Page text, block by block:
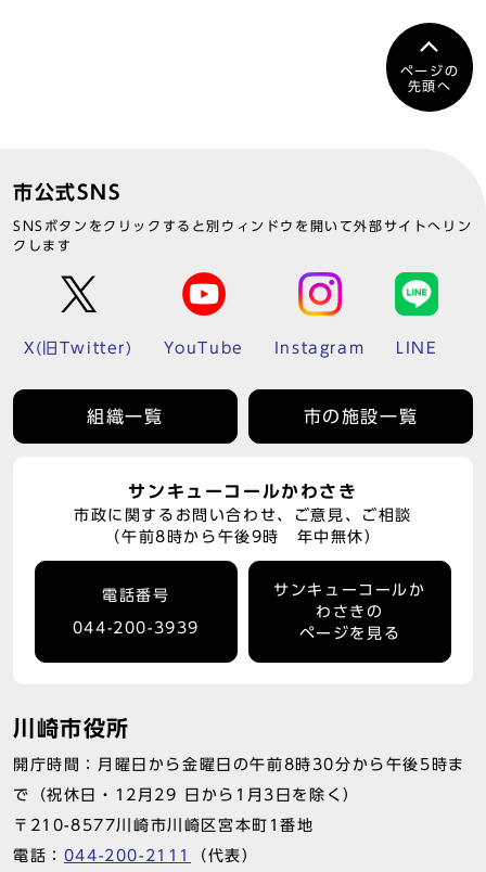
ページの
先頭へ
市公式SNS
SNSボタンをクリックすると別ウィンドウを開いて外部サイトへリン
クします
X(旧Twitter) YouTube Instagram LINE
組織一覧 市の施設一覧
サンキューコールかわさき
市政に関するお問い合わせ、ご意見、ご相談
（午前8時から午後9時 年中無休）
電話番号
044-200-3939
サンキューコールか
わさきの
ページを見る
川崎市役所
開庁時間：月曜日から金曜日の午前8時30分から午後5時ま
で（祝休日・12月29 日から1月3日を除く）
〒210-8577川崎市川崎区宮本町1番地
電話： 044-200-2111 （代表）